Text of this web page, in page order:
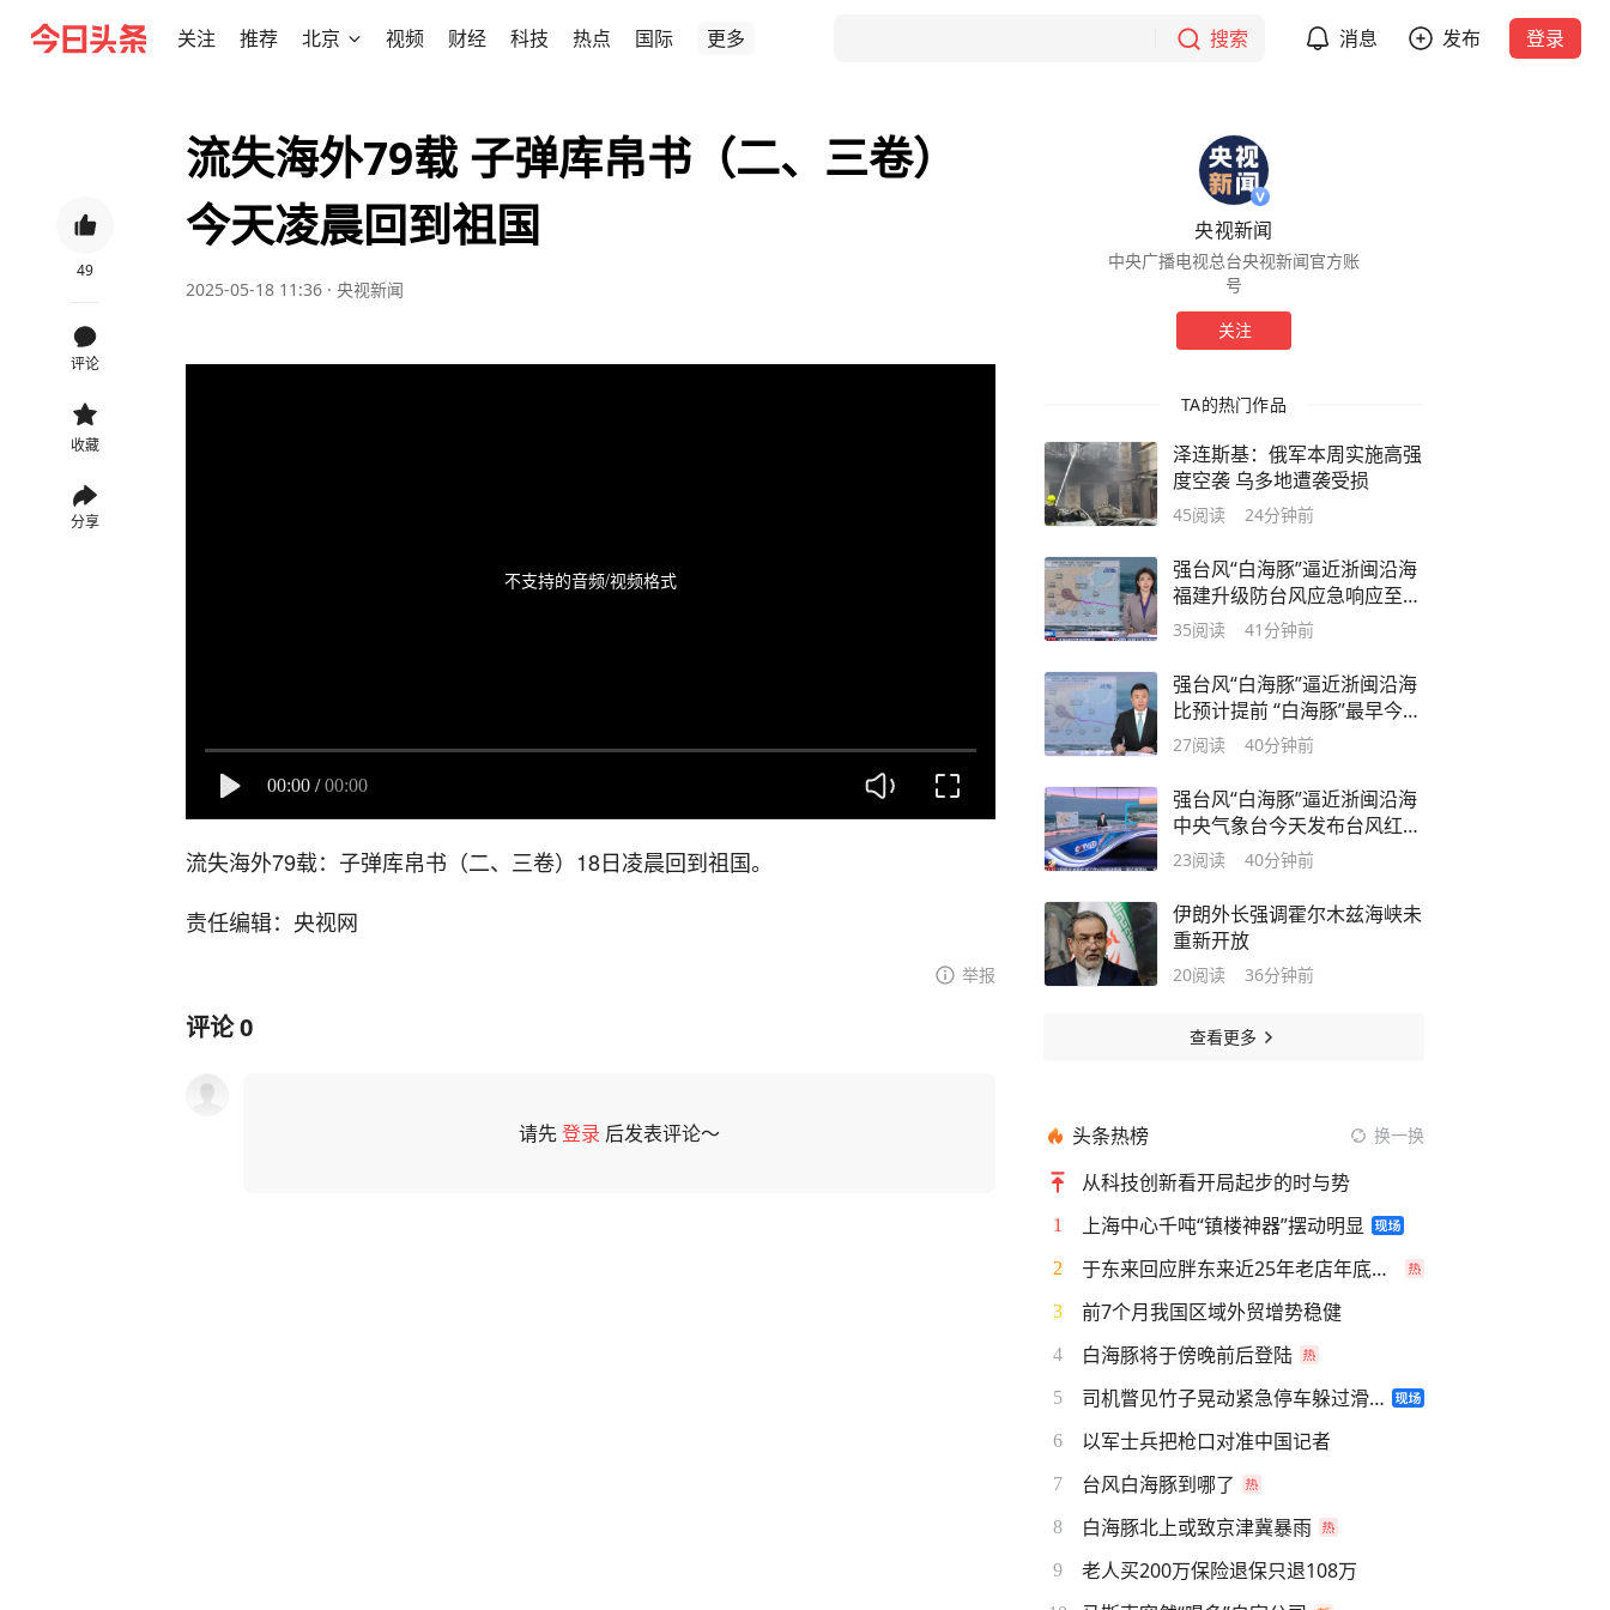
关注 推荐 北京 视频 财经 科技 热点 国际 更多 搜索 消息 发布 登录
49
评论
收藏
分享
流失海外79载 子弹库帛书（二、三卷）
今天凌晨回到祖国
2025-05-18 11:36 · 央视新闻
不支持的音频/视频格式
00:00 / 00:00
流失海外79载：子弹库帛书（二、三卷）18日凌晨回到祖国。
责任编辑：央视网
举报
评论0
请先登录 后发表评论～
央视新闻
中央广播电视总台央视新闻官方账
号
关注
TA的热门作品
泽连斯基：俄军本周实施高强
度空袭 乌多地遭袭受损
45阅读 24分钟前
强台风“白海豚”逼近浙闽沿海
福建升级防台风应急响应至二
级
35阅读 41分钟前
强台风“白海豚”逼近浙闽沿海
比预计提前 “白海豚”最早今天
傍晚登陆
27阅读 40分钟前
强台风“白海豚”逼近浙闽沿海
中央气象台今天发布台风红色
预警
23阅读 40分钟前
伊朗外长强调霍尔木兹海峡未
重新开放
20阅读 36分钟前
查看更多
头条热榜 换一换
从科技创新看开局起步的时与势
1 上海中心千吨“镇楼神器”摆动明显
2 于东来回应胖东来近25年老店年底关闭
3 前7个月我国区域外贸增势稳健
4 白海豚将于傍晚前后登陆
5 司机瞥见竹子晃动紧急停车躲过滑坡
6 以军士兵把枪口对准中国记者
7 台风白海豚到哪了
8 白海豚北上或致京津冀暴雨
9 老人买200万保险退保只退108万